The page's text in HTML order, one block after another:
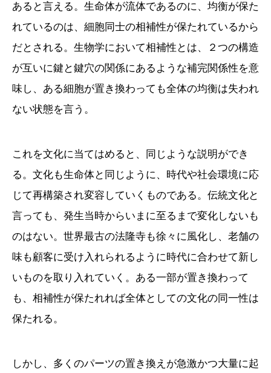
あると言える。生命体が流体であるのに、均衡が保た
れているのは、細胞同士の相補性が保たれているから
だとされる。生物学において相補性とは、２つの構造
が互いに鍵と鍵穴の関係にあるような補完関係性を意
味し、ある細胞が置き換わっても全体の均衡は失われ
ない状態を言う。
これを文化に当てはめると、同じような説明ができ
る。文化も生命体と同じように、時代や社会環境に応
じて再構築され変容していくものである。伝統文化と
言っても、発生当時からいまに至るまで変化しないも
のはない。世界最古の法隆寺も徐々に風化し、老舗の
味も顧客に受け入れられるように時代に合わせて新し
いものを取り入れていく。ある一部が置き換わって
も、相補性が保たれれば全体としての文化の同一性は
保たれる。
しかし、多くのパーツの置き換えが急激かつ大量に起